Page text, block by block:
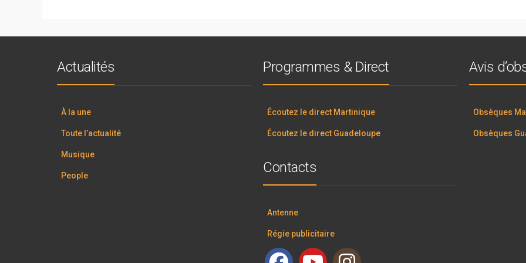
Actualités
À la une
Toute l’actualité
Musique
People
Programmes & Direct
Écoutez le direct Martinique
Écoutez le direct Guadeloupe
Avis
Obsèques
Obsèques
Contacts
Antenne
Régie publicitaire